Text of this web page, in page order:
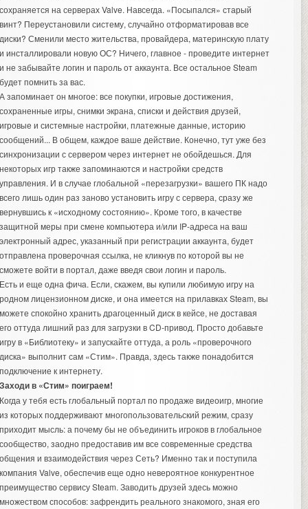
на серверах Valve. Навсегда. «Посыпался» старый
Переустановили систему, случайно отформатировав все
Сменили место жительства, провайдера, материнскую плату
инсталлировали новую ОС? Ничего, главное - проведите интернет
не забывайте логин и пароль от аккаунта. Все остальное Steam
помнить за вас.
запоминает он многое: все покупки, игровые достижения,
игры, снимки экрана, списки и действия друзей,
и системные настройки, платежные данные, историю
В общем, каждое ваше действие. Конечно, тут уже без
с сервером через интернет не обойдешься. Для
игр также запоминаются и настройки средств
И в случае глобальной «перезагрузки» вашего ПК надо
лишь один раз заново установить игру с сервера, сразу же
к «исходному состоянию». Кроме того, в качестве
меры при смене компьютера и/или IP-адреса на ваш
адрес, указанный при регистрации аккаунта, будет
проверочная ссылка, не кликнув по которой вы не
войти в портал, даже введя свои логин и пароль.
и еще одна фича. Если, скажем, вы купили любимую игру на
лицензионном диске, и она имеется на прилавках Steam, вы
спокойно хранить драгоценный диск в кейсе, не доставая
оттуда лишний раз для загрузки в CD-привод. Просто добавьте
в «Библиотеку» и запускайте оттуда, а роль «проверочного
выполнит сам «Стим». Правда, здесь также понадобится
к интернету.
в «Стим» поиграем!
у тебя есть глобальный портал по продаже видеоигр, многие
которых поддерживают многопользовательский режим, сразу
мысль: а почему бы не объединить игроков в глобальное
заодно предоставив им все современные средства
и взаимодействия через Сеть? Именно так и поступила
Valve, обеспечив еще одно невероятное конкурентное
сервису Steam. Заводить друзей здесь можно
способов: зафрендить реального знакомого, зная его